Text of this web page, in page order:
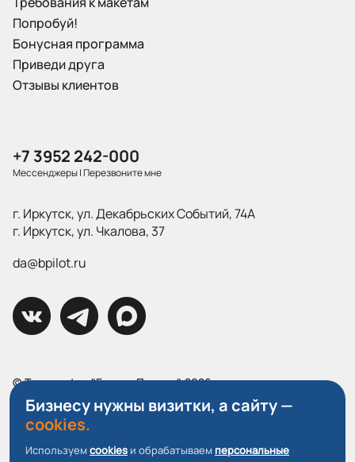
Попробуй!
Бонусная программа
Приведи друга
Отзывы клиентов
+7 3952 242-000
Мессенджеры|Перезвоните мне
г. Иркутск, ул. Декабрьских Событий, 74А
г. Иркутск, ул. Чкалова, 37
da@bpilot.ru
© Типография "Братья Пилоты", 2026
Все права защищены.
Политика конфиденциальности
Пользовательское соглашение
Бизнесу нужны визитки, а сайту —
cookies.
Используемcookies и обрабатываем персональные